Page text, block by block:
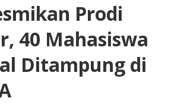
Prodi
40 Mahasiswa
Ditampung di